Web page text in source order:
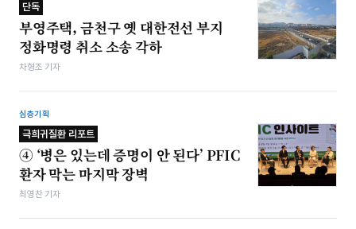
단독
부영주택, 금천구 옛 대한전선 부지
정화명령 취소 소송 각하
차형조 기자
심층기획
극희귀질환 리포트
④ ‘병은 있는데 증명이 안 된다’ PFIC
환자 막는 마지막 장벽
최영찬 기자